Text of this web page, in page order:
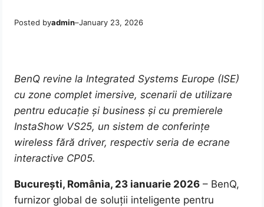
Posted byadmin–January 23, 2026
BenQ revine la Integrated Systems Europe (ISE)
cu zone complet imersive, scenarii de utilizare
pentru educație și business și cu premierele
InstaShow VS25, un sistem de conferințe
wireless fără driver, respectiv seria de ecrane
interactive CP05.
București, România, 23 ianuarie 2026 – BenQ,
furnizor global de soluții inteligente pentru